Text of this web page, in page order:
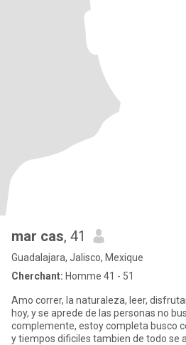
mar cas, 41
Guadalajara, Jalisco, Mexique
Cherchant: Homme 41 - 51
Amo correr, la naturaleza, leer,
hoy, y se aprede de las personas no busco quien me
complemente, estoy completa busco
y tiempos dificiles tambien de todo se